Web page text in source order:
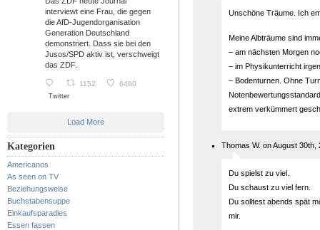
interviewt eine Frau, die gegen
die AfD-Jugendorganisation
Generation Deutschland
demonstriert. Dass sie bei den
Jusos/SPD aktiv ist, verschweigt
das ZDF.
1152 6460
Twitter
Load More
Kategorien
Americanos
As seen on TV
Beziehungsweise
Buchstabensuppe
Einkaufsparadies
Essen fassen
Unschöne Träume. Ich
Meine Albträume sind
– am nächsten Morgen
– im Physikunterricht
– Bodenturnen. Ohne
extrem verkümmert
Thomas W. on August 30th,
Du spielst zu viel.
Du schaust zu viel fern.
Du solltest abends spät
mir.